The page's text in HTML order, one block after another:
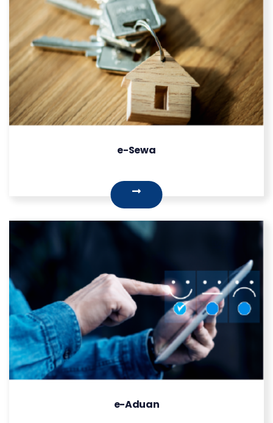
e-Sewa
e-Aduan